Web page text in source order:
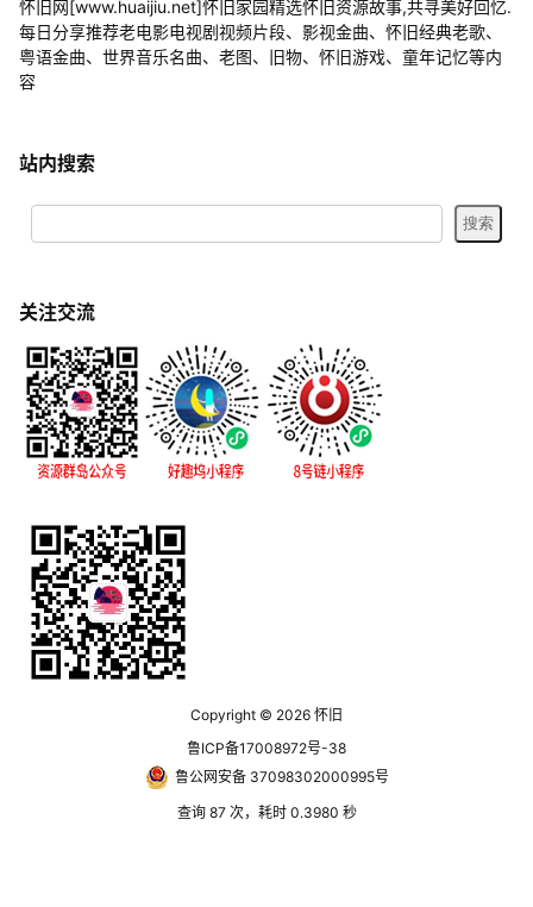
怀旧网[www.huaijiu.net]怀旧家园精选怀旧资源故事,共寻美好回忆.
每日分享推荐老电影电视剧视频片段、影视金曲、怀旧经典老歌、
粤语金曲、世界音乐名曲、老图、旧物、怀旧游戏、童年记忆等内
容
站内搜索
关注交流
Copyright © 2026 怀旧
鲁ICP备17008972号-38
鲁公网安备 37098302000995号
查询 87 次，耗时 0.3980 秒